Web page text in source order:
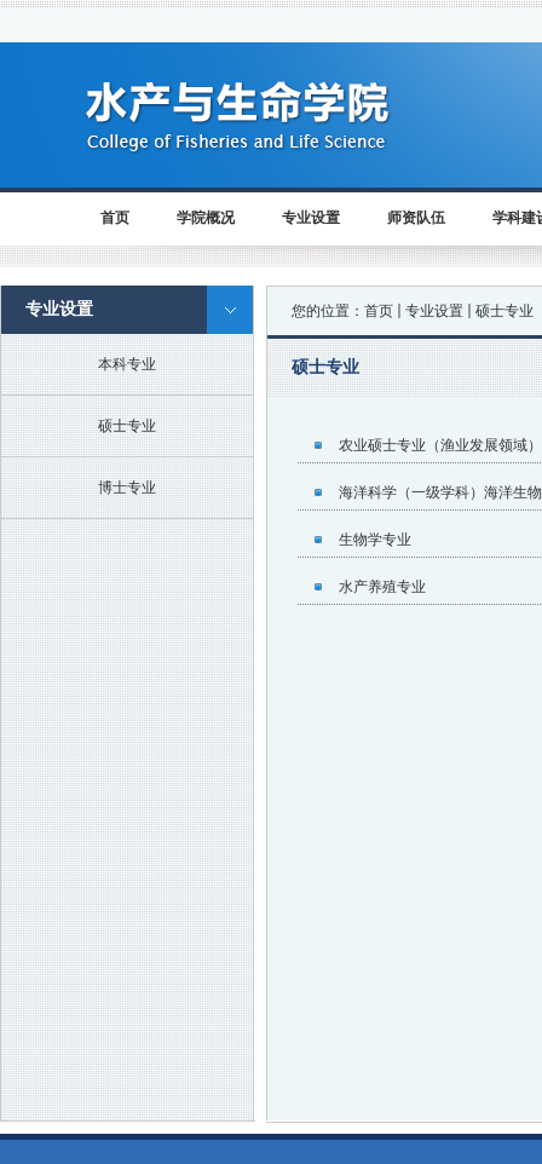
首页 学院概况 专业设置 师资队伍 学科建
专业设置
本科专业
硕士专业
博士专业
您的位置： 首页 专业设置 硕士专业
硕士专业
农业硕士专业（渔业发展领域）
海洋科学（一级学科）海洋生
生物学专业
水产养殖专业